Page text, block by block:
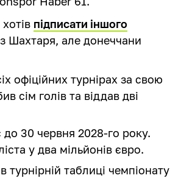
підписати іншого
з Шахтаря, але донеччани
офіційних турнірах за свою
сім голів та віддав дві
до 30 червня 2028-го року.
у два мільйонів євро.
турнірній таблиці чемпіонату